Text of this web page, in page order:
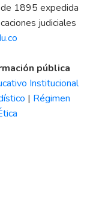
1895 expedida
judiciales
pública
Institucional
| Régimen